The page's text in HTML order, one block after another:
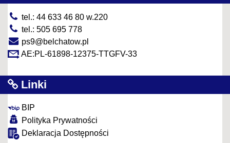
tel.: 44 633 46 80 w.220
tel.: 505 695 778
ps9@belchatow.pl
AE:PL-61898-12375-TTGFV-33
Linki
BIP
Polityka Prywatności
Deklaracja Dostępności